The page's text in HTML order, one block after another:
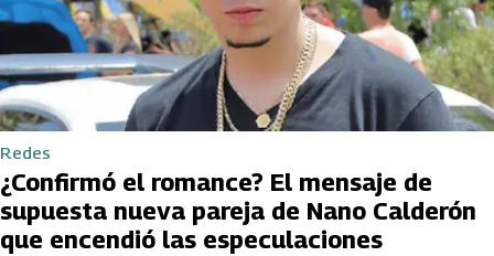
Redes
¿Confirmó el romance? El mensaje de
supuesta nueva pareja de Nano Calderón
que encendió las especulaciones